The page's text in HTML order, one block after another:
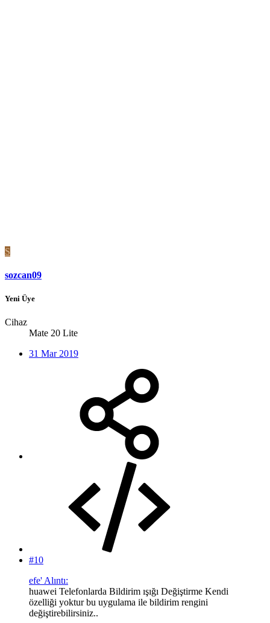
S
sozcan09
Yeni Üye
Cihaz
Mate 20 Lite
31 Mar 2019
#10
efe' Alıntı:
huawei Telefonlarda Bildirim ışığı Değiştirme Kendi
özelliği yoktur bu uygulama ile bildirim rengini
değiştirebilirsiniz..